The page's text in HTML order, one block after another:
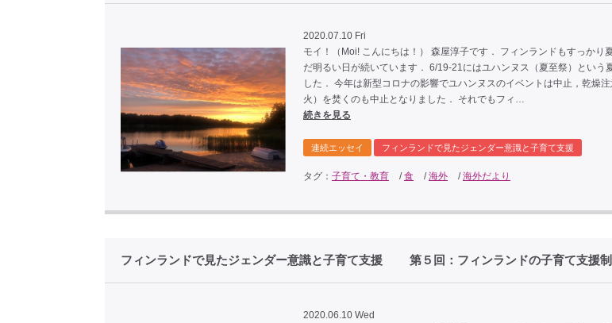
2020.07.10 Fri
モイ！（Moi! こんにちは！） 森屋淳子です． フィンランドもすっかり
だ明るい日が続いています． 6/19-21にはユハンヌス（夏至祭）という
した． 今年は新型コロナの影響でユハンヌスのイベントは中止，乾燥
火）を焚くのも中止となりました． それでもフィ…
続きを見る
連続エッセイ フィンランドで見たジェンダー意識と子育て支援
タグ： 子育て・教育 /食 /海外 /海外だより
フィンランドで見たジェンダー意識と子育て支援 第５回：フィンランドの子育て支
2020.06.10 Wed